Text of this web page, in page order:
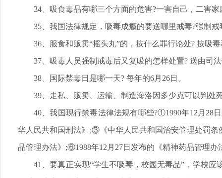
34、吸食毒品有哪三个方面的危害?一害自己，二害
35、我国法律规定，吸毒成瘾的要送哪里戒毒?强制戒
36、服食和贩卖“摇头丸”的，按什么罪行论处? 按吸
37、吸毒人员强制戒毒后又复吸的怎样处置? 送由司
38、国际禁毒日是哪一天? 每年的6月26日。
39、走私、贩卖、运输、制造海洛因多少克可以判处
40、我国现行禁毒法律法规有哪些?①1990年12月28
华人民共和国刑法》;③《中华人民共和国治安管理处罚
品管理办法》;⑥1988年12月27日发布的《精神药品管理
41、要真正实现“学生不吸毒，校园无毒品”，学校应